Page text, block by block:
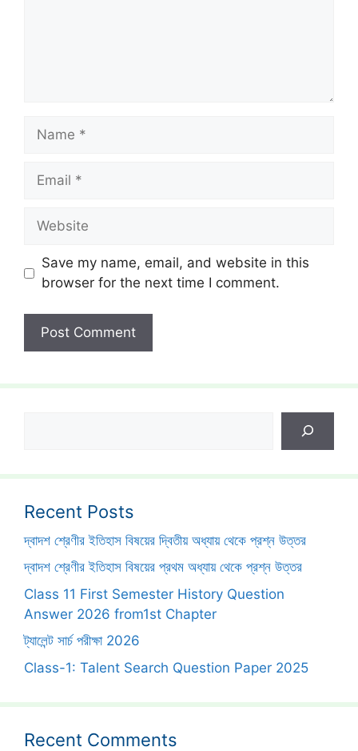
Name
Email
Website
Save my name, email, and website in this
browser for the next time I comment.
Recent Posts
দ্বাদশ শ্রেণীর ইতিহাস বিষয়ের দ্বিতীয় অধ্যায় থেকে প্রশ্ন উত্তর
দ্বাদশ শ্রেণীর ইতিহাস বিষয়ের প্রথম অধ্যায় থেকে প্রশ্ন উত্তর
Class 11 First Semester History Question
Answer 2026 from1st Chapter
ট্যালেন্ট সার্চ পরীক্ষা 2026
Class-1: Talent Search Question Paper 2025
Recent Comments